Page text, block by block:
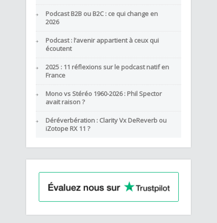
Podcast B2B ou B2C : ce qui change en
2026
Podcast : l’avenir appartient à ceux qui
écoutent
2025 : 11 réflexions sur le podcast natif en
France
Mono vs Stéréo 1960-2026 : Phil Spector
avait raison ?
Déréverbération : Clarity Vx DeReverb ou
iZotope RX 11 ?